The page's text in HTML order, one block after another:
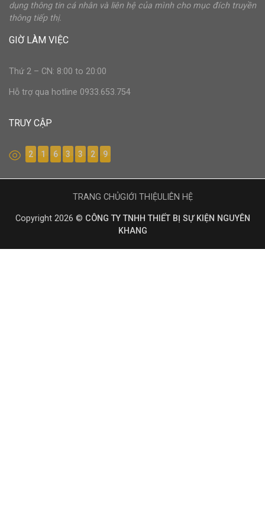
dụng thông tin cá nhân và liên hệ của mình cho mục đích truyền
thông tiếp thị.
GIỜ LÀM VIỆC
Thứ 2 – CN: 8:00 to 20:00
Hỗ trợ qua hotline 0933.653.754
TRUY CẬP
2 1 6 3 3 2 9
Copyright 2026 © CÔNG TY TNHH THIẾT BỊ SỰ KIỆN NGUYÊN
KHANG
TRANG CHỦGIỚI THIỆULIÊN HỆ